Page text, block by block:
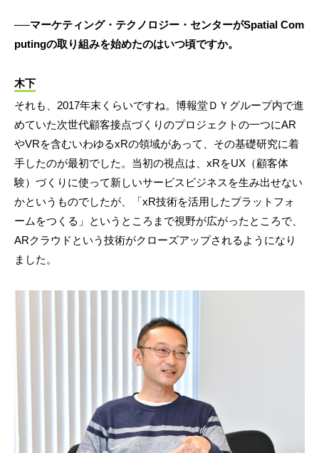
──マーケティング・テクノロジー・センターがSpatial Com
putingの取り組みを始めたのはいつ頃ですか。
木下
それも、2017年末くらいですね。博報堂ＤＹグループ内で進
めていた次世代顧客接点づくりのプロジェクトの一つにAR
やVRを含むいわゆるxRの領域があって、その基礎研究に着
手したのが最初でした。当初の視点は、xRをUX（顧客体
験）づくりに使って新しいサービスビジネスを生み出せない
かというものでしたが、「xR技術を活用したプラットフォ
ームをつくる」というところまで視野が広がったところで、
ARクラウドという技術がクローズアップされるようになり
ました。